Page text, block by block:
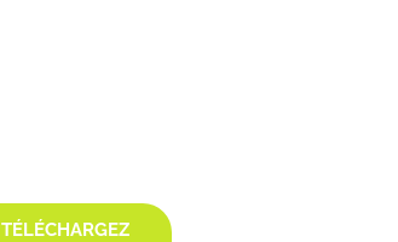
TÉLÉCHARGEZ